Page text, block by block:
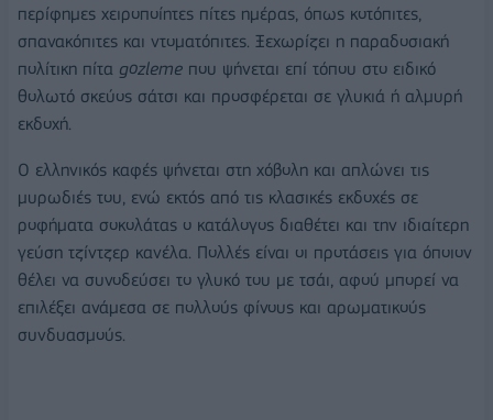
περίφημες χειροποίητες πίτες ημέρας, όπως κοτόπιτες,
σπανακόπιτες και ντοματόπιτες. Ξεχωρίζει η παραδοσιακή
πολίτικη πίτα gözleme που ψήνεται επί τόπου στο ειδικό
θολωτό σκεύος σάτσι και προσφέρεται σε γλυκιά ή αλμυρή
εκδοχή.
Ο ελληνικός καφές ψήνεται στη χόβολη και απλώνει τις
μυρωδιές του, ενώ εκτός από τις κλασικές εκδοχές σε
ροφήματα σοκολάτας ο κατάλογος διαθέτει και την ιδιαίτερη
γεύση τζίντζερ κανέλα. Πολλές είναι οι προτάσεις για όποιον
θέλει να συνοδεύσει το γλυκό του με τσάι, αφού μπορεί να
επιλέξει ανάμεσα σε πολλούς φίνους και αρωματικούς
συνδυασμούς.